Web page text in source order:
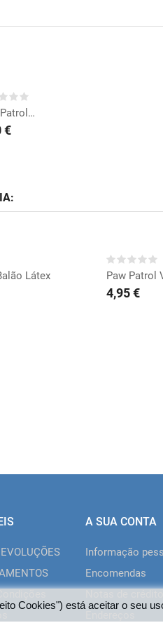
Cookies") está aceitar o seu
Paw Patrol Balão 45cm
€
Látex Paw Patrol
4,95 €
A SUA CONTA
Informação
Encomendas